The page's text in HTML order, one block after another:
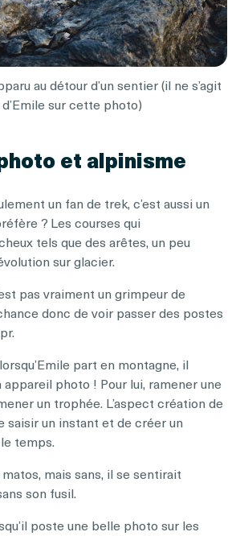
au détour d’un sentier (il ne s’agit
sur cette photo)
et alpinisme
un fan de trek, c’est aussi un
? Les courses qui
tels que des arêtes, un peu
sur glacier.
pas vraiment un grimpeur de
donc de voir passer des postes
part en montagne, il
appareil photo ! Pour lui, ramener une
un trophée. L’aspect création de
saisir un instant et de créer un
temps.
mais sans, il se sentirait
son fusil.
poste une belle photo sur les